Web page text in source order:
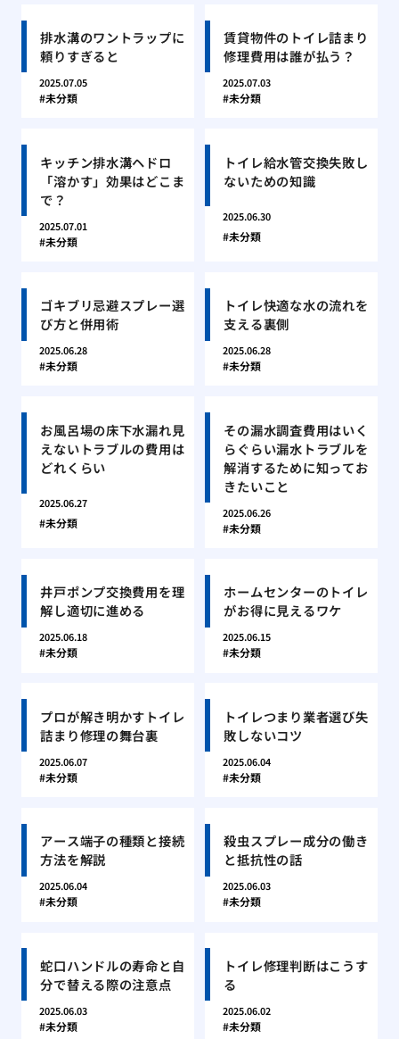
排水溝のワントラップに
頼りすぎると
2025.07.05
未分類
賃貸物件のトイレ詰まり
修理費用は誰が払う？
2025.07.03
未分類
キッチン排水溝ヘドロ
「溶かす」効果はどこま
で？
2025.07.01
未分類
トイレ給水管交換失敗し
ないための知識
2025.06.30
未分類
ゴキブリ忌避スプレー選
び方と併用術
2025.06.28
未分類
トイレ快適な水の流れを
支える裏側
2025.06.28
未分類
お風呂場の床下水漏れ見
えないトラブルの費用は
どれくらい
2025.06.27
未分類
その漏水調査費用はいく
らぐらい漏水トラブルを
解消するために知ってお
きたいこと
2025.06.26
未分類
井戸ポンプ交換費用を理
解し適切に進める
2025.06.18
未分類
ホームセンターのトイレ
がお得に見えるワケ
2025.06.15
未分類
プロが解き明かすトイレ
詰まり修理の舞台裏
2025.06.07
未分類
トイレつまり業者選び失
敗しないコツ
2025.06.04
未分類
アース端子の種類と接続
方法を解説
2025.06.04
未分類
殺虫スプレー成分の働き
と抵抗性の話
2025.06.03
未分類
蛇口ハンドルの寿命と自
分で替える際の注意点
2025.06.03
未分類
トイレ修理判断はこうす
る
2025.06.02
未分類